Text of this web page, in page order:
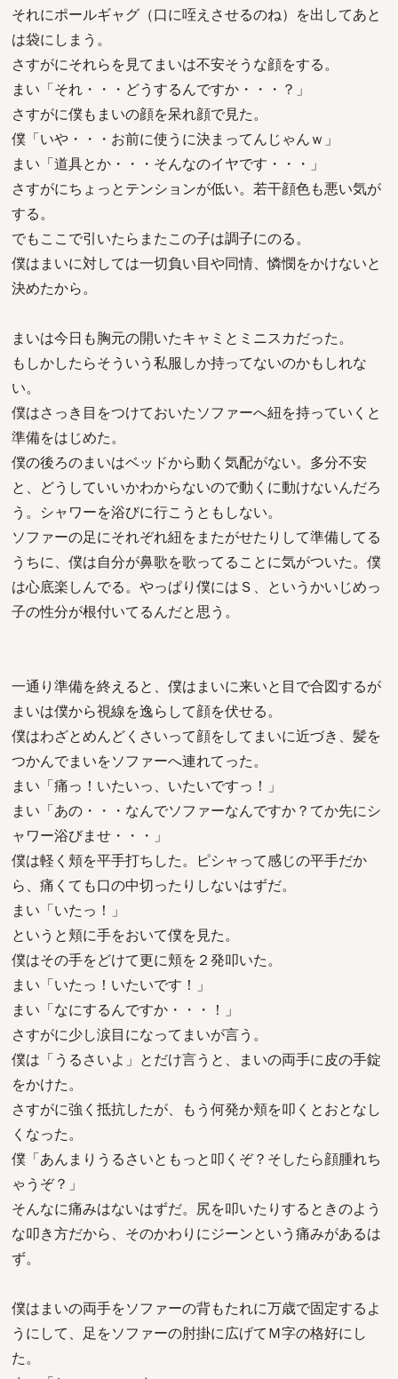
それにポールギャグ（口に咥えさせるのね）を出してあと
は袋にしまう。
さすがにそれらを見てまいは不安そうな顔をする。
まい「それ・・・どうするんですか・・・？」
さすがに僕もまいの顔を呆れ顔で見た。
僕「いや・・・お前に使うに決まってんじゃんｗ」
まい「道具とか・・・そんなのイヤです・・・」
さすがにちょっとテンションが低い。若干顔色も悪い気が
する。
でもここで引いたらまたこの子は調子にのる。
僕はまいに対しては一切負い目や同情、憐憫をかけないと
決めたから。
まいは今日も胸元の開いたキャミとミニスカだった。
もしかしたらそういう私服しか持ってないのかもしれな
い。
僕はさっき目をつけておいたソファーへ紐を持っていくと
準備をはじめた。
僕の後ろのまいはベッドから動く気配がない。多分不安
と、どうしていいかわからないので動くに動けないんだろ
う。シャワーを浴びに行こうともしない。
ソファーの足にそれぞれ紐をまたがせたりして準備してる
うちに、僕は自分が鼻歌を歌ってることに気がついた。僕
は心底楽しんでる。やっぱり僕にはＳ、というかいじめっ
子の性分が根付いてるんだと思う。
一通り準備を終えると、僕はまいに来いと目で合図するが
まいは僕から視線を逸らして顔を伏せる。
僕はわざとめんどくさいって顔をしてまいに近づき、髪を
つかんでまいをソファーへ連れてった。
まい「痛っ！いたいっ、いたいですっ！」
まい「あの・・・なんでソファーなんですか？てか先にシ
ャワー浴びませ・・・」
僕は軽く頬を平手打ちした。ピシャって感じの平手だか
ら、痛くても口の中切ったりしないはずだ。
まい「いたっ！」
というと頬に手をおいて僕を見た。
僕はその手をどけて更に頬を２発叩いた。
まい「いたっ！いたいです！」
まい「なにするんですか・・・！」
さすがに少し涙目になってまいが言う。
僕は「うるさいよ」とだけ言うと、まいの両手に皮の手錠
をかけた。
さすがに強く抵抗したが、もう何発か頬を叩くとおとなし
くなった。
僕「あんまりうるさいともっと叩くぞ？そしたら顔腫れち
ゃうぞ？」
そんなに痛みはないはずだ。尻を叩いたりするときのよう
な叩き方だから、そのかわりにジーンという痛みがあるは
ず。
僕はまいの両手をソファーの背もたれに万歳で固定するよ
うにして、足をソファーの肘掛に広げてＭ字の格好にし
た。